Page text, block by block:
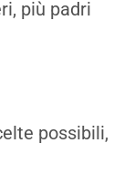
più padri
possibili,